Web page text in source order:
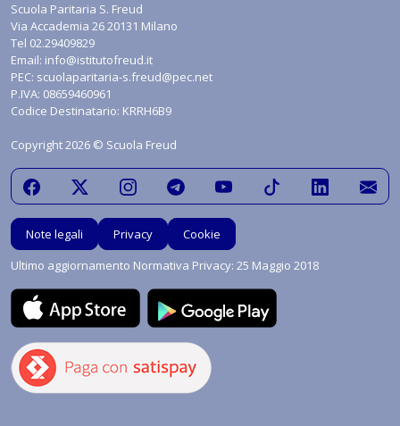
Scuola Paritaria S. Freud
Via Accademia 26 20131 Milano
Tel 02.29409829
Email: info@istitutofreud.it
PEC: scuolaparitaria-s.freud@pec.net
P.IVA: 08659460961
Codice Destinatario: KRRH6B9
Copyright 2026 © Scuola Freud
Note legali Privacy
Cookie
Ultimo aggiornamento Normativa Privacy: 25 Maggio 2018